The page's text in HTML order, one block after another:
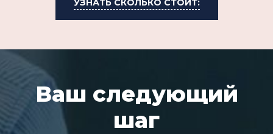
Ваш следующий
шаг